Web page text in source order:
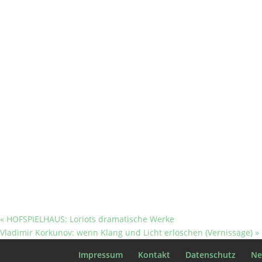
« HOFSPIELHAUS: Loriots dramatische Werke
Vladimir Korkunov: wenn Klang und Licht erlöschen (Vernissage) »
Impressum
Kontakt Datenschutz